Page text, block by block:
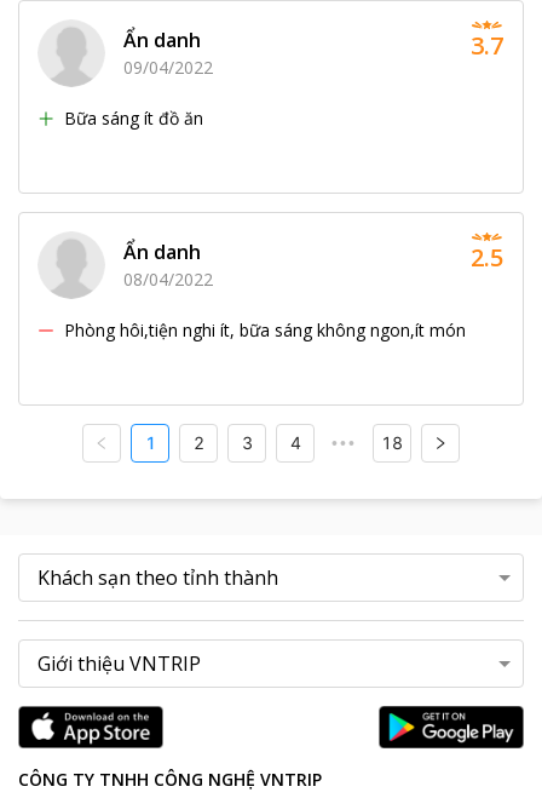
Ẩn danh
09/04/2022
Bữa sáng ít đồ ăn
3.7
Ẩn danh
08/04/2022
Phòng hôi,tiện nghi ít, bữa sáng không ngon,ít món
2.5
1 2 3 4 ••• 18
CÔNG TY TNHH CÔNG NGHỆ VNTRIP